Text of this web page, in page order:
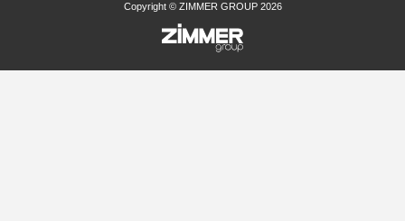
Copyright © ZIMMER GROUP 2026